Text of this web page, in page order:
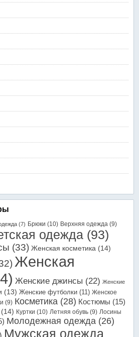
(7) Брюки (10) Верхняя одежда (9)
одежда (93)
(33) Женская косметика (14)
Женская
Женские джинсы (22) Женские
(13) Женские футболки (11) Женское
(9) Косметика (28) Костюмы (15)
(14) Куртки (10) Летняя обувь (9) Лосины
Молодежная одежда (26)
Мужская одежда